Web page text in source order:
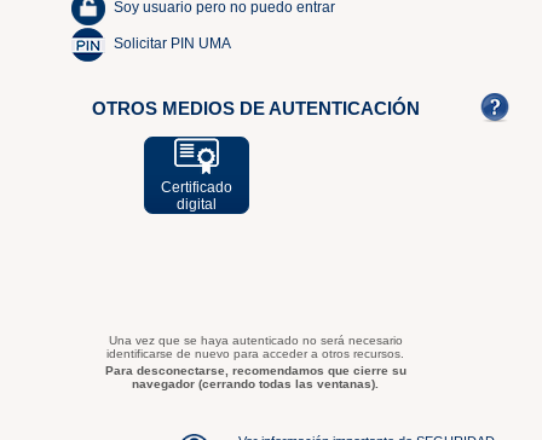
Soy usuario pero no puedo entrar
Solicitar PIN UMA
OTROS MEDIOS DE AUTENTICACIÓN
Certificado
digital
Una vez que se haya autenticado no será necesario
identificarse de nuevo para acceder a otros recursos.
Para desconectarse, recomendamos que cierre su
navegador (cerrando todas las ventanas).